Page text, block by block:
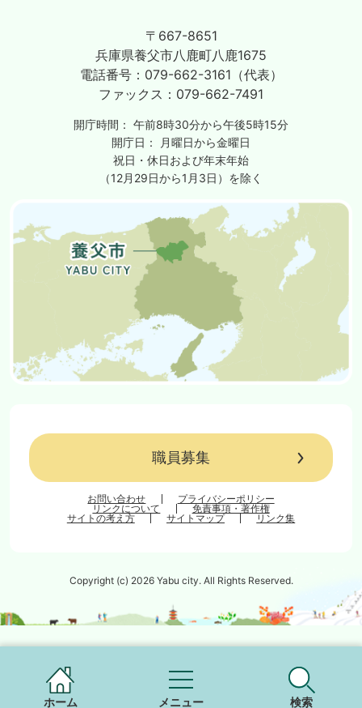
ホーム メニュー 検索
〒667-8651
兵庫県養父市八鹿町八鹿1675
電話番号： 079-662-3161（代表）
ファックス： 079-662-7491
開庁時間： 午前8時30分から午後5時15分
開庁日：
月曜日から金曜日
祝日・休日および年末年始
（12月29日から1月3日）を除く
職員募集
お問い合わせ
プライバシーポリシー
リンクについて
免責事項・著作権
サイトの考え方
サイトマップ リンク集
Copyright (c) 2026 Yabu city. All Rights Reserved.